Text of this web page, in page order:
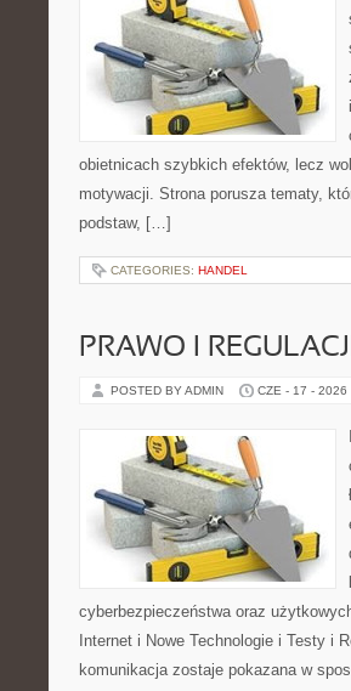
obietnicach szybkich efektów, lecz
motywacji. Strona porusza tematy,
podstaw, […]
CATEGORIES: HANDEL
PRAWO I
POSTED BY ADMIN CZE - 17 - 2026
cyberbezpieczeństwa oraz
Internet i Nowe Technologie i Testy i
komunikacja zostaje pokazana w